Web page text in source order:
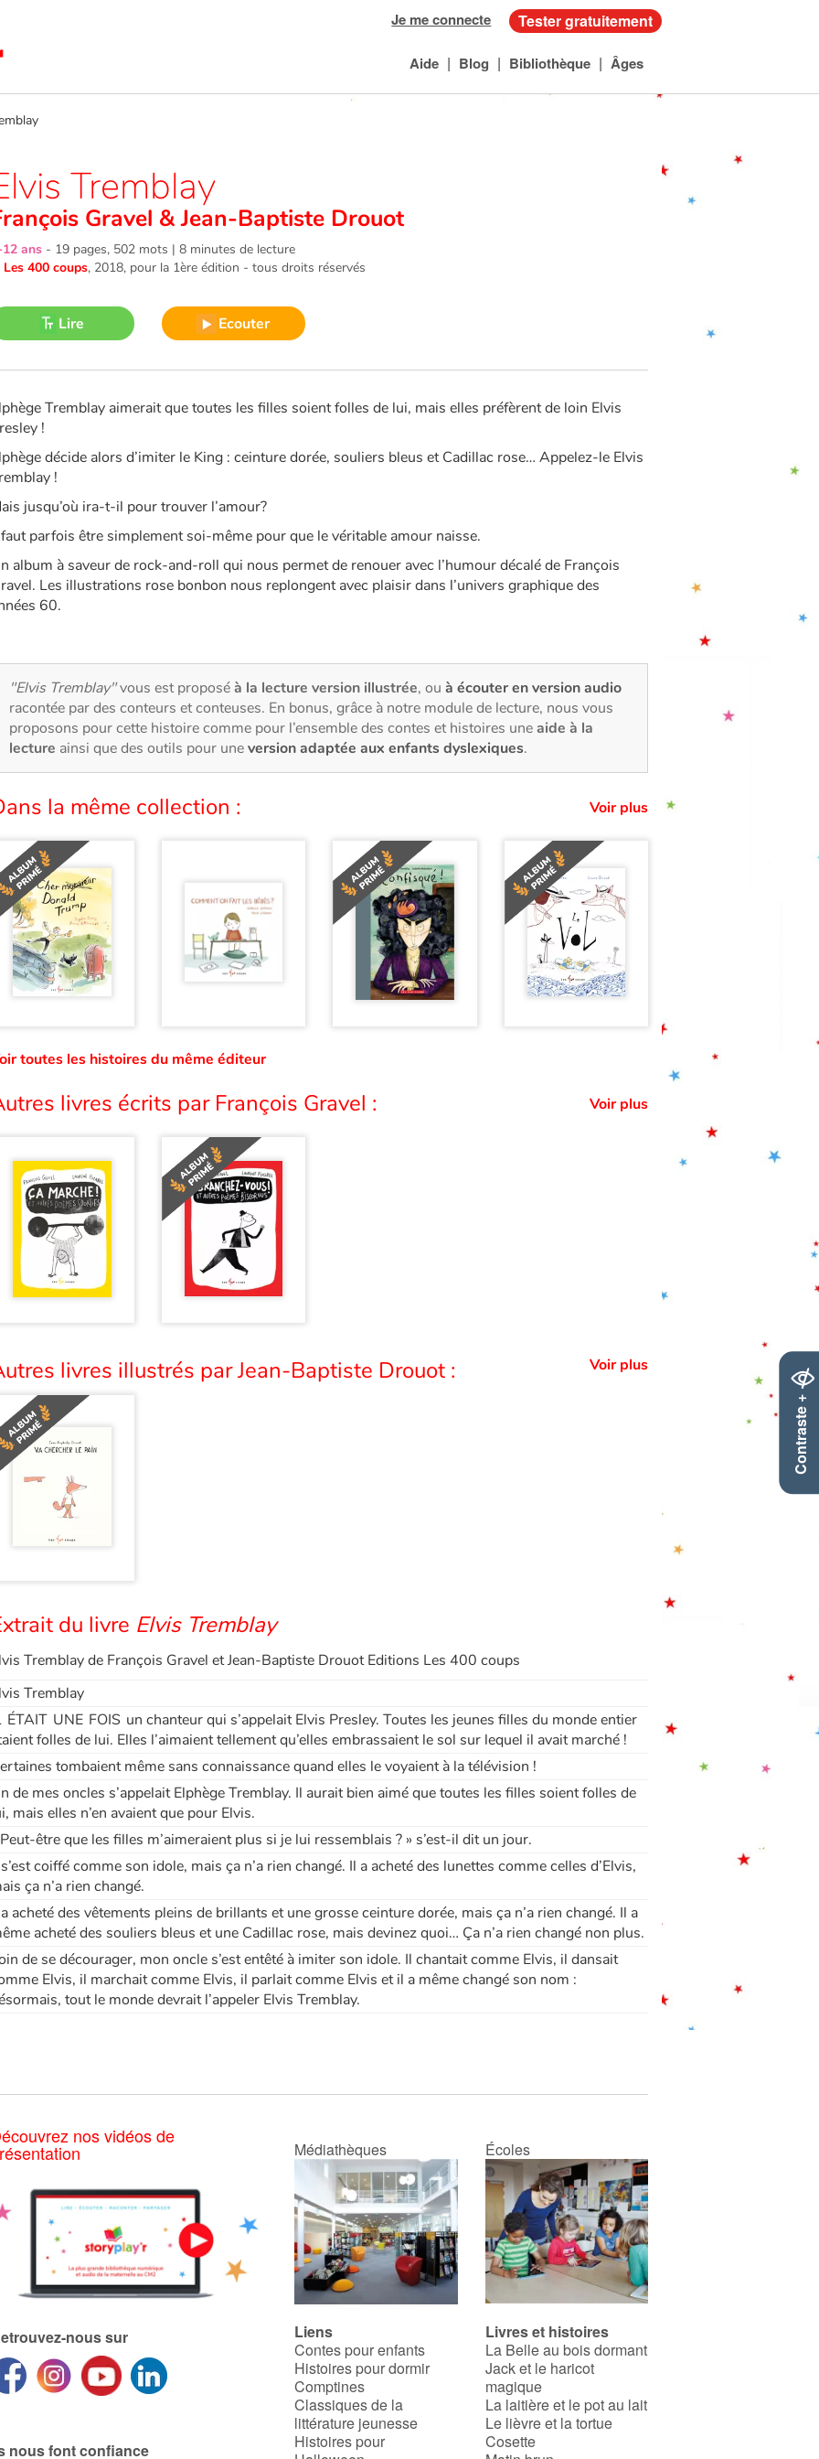
Contraste +
Je me connecte Tester gratuitement
Aide | Blog | Bibliothèque | Âges
Tremblay
Gravel &Jean-Baptiste Drouot
ans - 19 pages, 502 mots | 8 minutes de lecture
Les 400 coups, 2018, pour la 1ère édition - tous droits réservés
Lire Ecouter
Tremblay aimerait que toutes les filles soient folles de lui, mais elles préfèrent de loin Elvis
!
décide alors d’imiter le King : ceinture dorée, souliers bleus et Cadillac rose… Appelez-le Elvis
!
jusqu’où ira-t-il pour trouver l’amour?
parfois être simplement soi-même pour que le véritable amour naisse.
album à saveur de rock-and-roll qui nous permet de renouer avec l’humour décalé de François
Les illustrations rose bonbon nous replongent avec plaisir dans l’univers graphique des
60.
"Elvis Tremblay"vous est proposéà la lecture version illustrée, ou à écouter en version audio
racontée par des conteurs et conteuses. En bonus, grâce à notre module de lecture, nous vous
proposons pour cette histoire comme pour l’ensemble des contes et histoires uneaide à la
lecture ainsi que des outils pour uneversion adaptée aux enfants dyslexiques.
la même collection : Voir plus
toutes les histoires du même éditeur
livres écrits par François Gravel : Voir plus
livres illustrés par Jean-Baptiste Drouot : Voir plus
du livre Elvis Tremblay
Tremblay de François Gravel et Jean-Baptiste Drouot Editions Les 400 coups
Tremblay
ÉTAIT UNE FOIS un chanteur qui s’appelait Elvis Presley. Toutes les jeunes filles du monde entier
folles de lui. Elles l’aimaient tellement qu’elles embrassaient le sol sur lequel il avait marché !
tombaient même sans connaissance quand elles le voyaient à la télévision !
de mes oncles s’appelait Elphège Tremblay. Il aurait bien aimé que toutes les filles soient folles de
mais elles n’en avaient que pour Elvis.
être que les filles m’aimeraient plus si je lui ressemblais ? » s’est-il dit un jour.
coiffé comme son idole, mais ça n’a rien changé. Il a acheté des lunettes comme celles d’Elvis,
ça n’a rien changé.
acheté des vêtements pleins de brillants et une grosse ceinture dorée, mais ça n’a rien changé. Il a
acheté des souliers bleus et une Cadillac rose, mais devinez quoi… Ça n’a rien changé non plus.
de se décourager, mon oncle s’est entêté à imiter son idole. Il chantait comme Elvis, il dansait
Elvis, il marchait comme Elvis, il parlait comme Elvis et il a même changé son nom :
tout le monde devrait l’appeler Elvis Tremblay.
nos vidéos de
nous sur
nous font confiance
Médiathèques Écoles
Liens
Contes pour enfants
Histoires pour dormir
Comptines
Classiques de la
littérature jeunesse
Histoires pour
Livres et histoires
La Belle au bois dormant
Jack et le haricot
magique
La laitière et le pot au lait
Le lièvre et la tortue
Cosette